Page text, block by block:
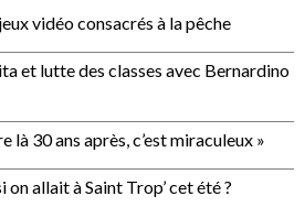
vidéo consacrés à la pêche
et lutte des classes avec Bernardino
là 30 ans après, c’est miraculeux »
on allait à Saint Trop’ cet été ?